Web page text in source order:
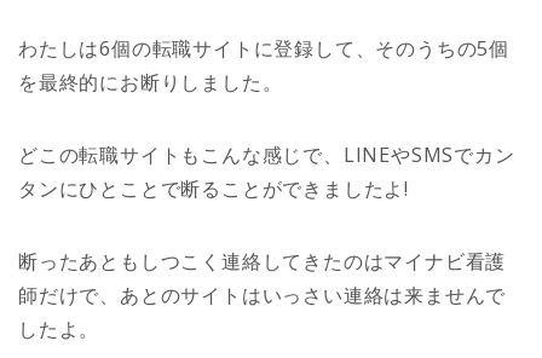
わたしは6個の転職サイトに登録して、そのうちの5個
を最終的にお断りしました。
どこの転職サイトもこんな感じで、LINEやSMSでカン
タンにひとことで断ることができましたよ!
断ったあともしつこく連絡してきたのはマイナビ看護
師だけで、あとのサイトはいっさい連絡は来ませんで
したよ。